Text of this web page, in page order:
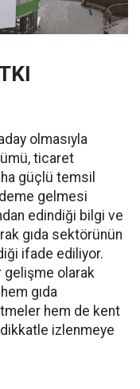
olmasıyla
ticaret
güçlü temsil
gelmesi
edindiği bilgi ve
gıda sektörünün
ifade ediliyor.
gelişme olarak
gıda
hem de kent
izlenmeye